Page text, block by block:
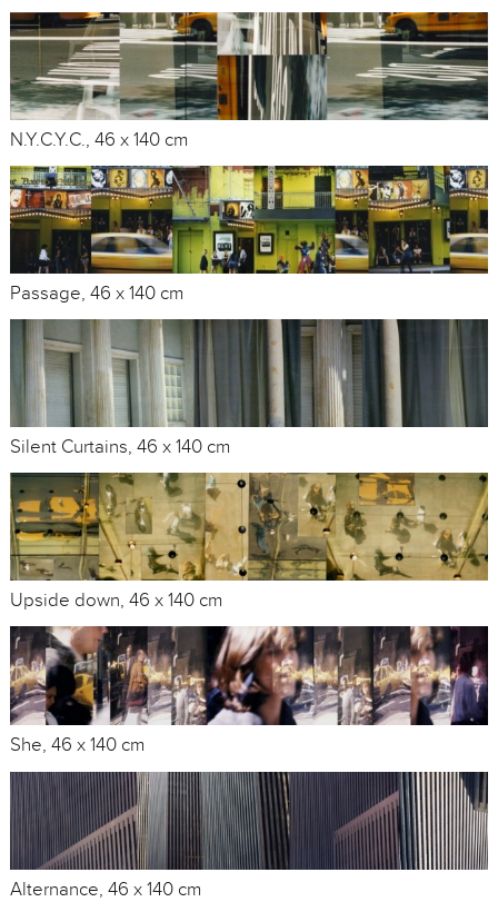
N.Y.C.Y.C., 46 x 140 cm
Passage, 46 x 140 cm
Silent Curtains, 46 x 140 cm
Upside down, 46 x 140 cm
She, 46 x 140 cm
Alternance, 46 x 140 cm